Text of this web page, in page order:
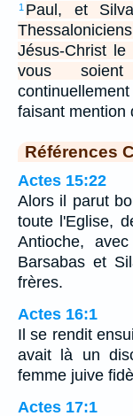
1 Paul, et
Jésus-Christ
vous soient
faisant
Références
Actes 15:22
Alors il parut
toute l'Eglise,
Antioche,
Barsabas et
frères.
Actes 16:1
Il se rendit
avait là un
femme juive
Actes 17:1